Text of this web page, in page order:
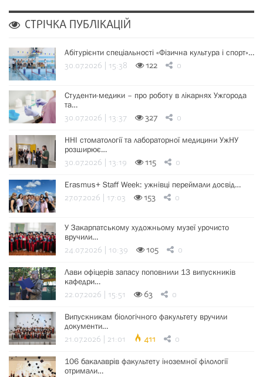
СТРІЧКА ПУБЛІКАЦІЙ
Абітурієнти спеціальності «Фізична культура і спорт»…
30.07.2026 | 15:38 122 0
Студенти-медики – про роботу в лікарнях Ужгорода
та…
30.07.2026 | 13:37 327 0
ННІ стоматології та лабораторної медицини УжНУ
розширює…
30.07.2026 | 13:19 115 0
Erasmus+ Staff Week: ужнівці переймали досвід…
27.07.2026 | 17:03 153 0
У Закарпатському художньому музеї урочисто
вручили…
24.07.2026 | 10:39 105 0
Лави офіцерів запасу поповнили 13 випускників
кафедри…
22.07.2026 | 15:51 63 0
Випускникам біологічного факультету вручили
документи…
21.07.2026 | 21:01 411 0
106 бакалаврів факультету іноземної філології
отримали…